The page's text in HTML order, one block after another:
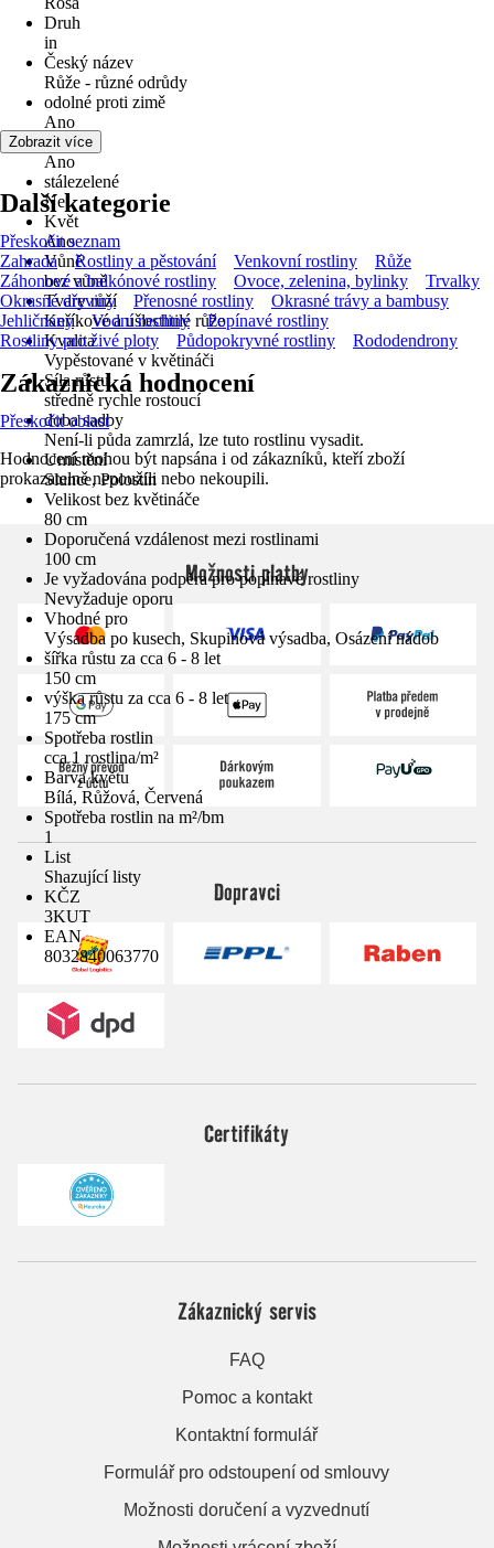
Druh
in
Český název
Růže - různé odrůdy
odolné proti zimě
Ano
víceleté
Ano
stálezelené
Ne
Květ
Ano
Vůně
bez vůně
Tvary růží
Keříkové a ušlechtilé růže
Kvalita
Vypěstované v květináči
Síla růstu
středně rychle rostoucí
doba sadby
Není-li půda zamrzlá, lze tuto rostlinu vysadit.
Umístění
Slunce, Polostín
Velikost bez květináče
80 cm
Doporučená vzdálenost mezi rostlinami
100 cm
Je vyžadována podpěra pro popínavé rostliny
Nevyžaduje oporu
Vhodné pro
Výsadba po kusech, Skupinová výsadba, Osázení nádob
šířka růstu za cca 6 - 8 let
150 cm
výška růstu za cca 6 - 8 let
175 cm
Spotřeba rostlin
cca 1 rostlina/m²
Barva květu
Bílá, Růžová, Červená
Spotřeba rostlin na m²/bm
1
List
Shazující listy
KČZ
3KUT
EAN
8032840063770
Zobrazit více
Další kategorie
Přeskočit seznam
Zahrada
Rostliny a pěstování Venkovní rostliny
Růže
Záhonové a balkónové rostliny
Ovoce, zelenina, bylinky
Trvalky
Okrasné dřeviny
Přenosné rostliny
Okrasné trávy a bambusy
Jehličnany
Vodní rostliny
Popínavé rostliny
Rostliny pro živé ploty
Půdopokryvné rostliny Rododendrony
Zákaznická hodnocení
Přeskočit oblast
Hodnocení mohou být napsána i od zákazníků, kteří zboží
prokazatelně nepoužili nebo nekoupili.
Možnosti platby
Dopravci
Certifikáty
Zákaznický servis
FAQ
Pomoc a kontakt
Kontaktní formulář
Formulář pro odstoupení od smlouvy
Možnosti doručení a vyzvednutí